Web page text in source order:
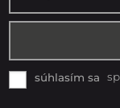
súhlasím sa